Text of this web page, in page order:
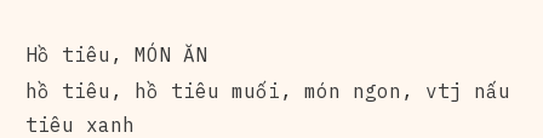
Hồ tiêu , MÓN ĂN
hồ tiêu , hồ tiêu muối , món ngon , vtj nấu
tiêu xanh